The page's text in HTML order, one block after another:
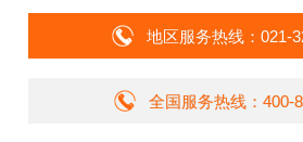
地区服务热线：021-
全国服务热线：400-